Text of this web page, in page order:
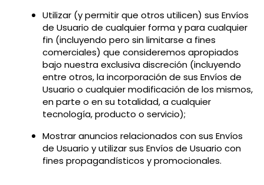
Utilizar (y permitir que otros utilicen) sus Envíos
de Usuario de cualquier forma y para cualquier
fin (incluyendo pero sin limitarse a fines
comerciales) que consideremos apropiados
bajo nuestra exclusiva discreción (incluyendo
entre otros, la incorporación de sus Envíos de
Usuario o cualquier modificación de los mismos,
en parte o en su totalidad, a cualquier
tecnología, producto o servicio);
Mostrar anuncios relacionados con sus Envíos
de Usuario y utilizar sus Envíos de Usuario con
fines propagandísticos y promocionales.